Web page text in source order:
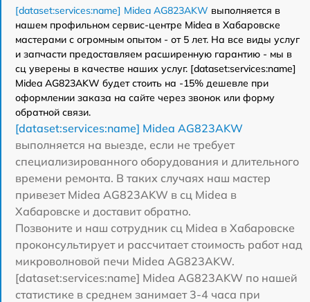
[dataset:services:name] Midea AG823AKW выполняется в
нашем профильном сервис-центре Midea в Хабаровске
мастерами с огромным опытом - от 5 лет. На все виды услуг
и запчасти предоставляем расширенную гарантию - мы в
сц уверены в качестве наших услуг. [dataset:services:name]
Midea AG823AKW будет стоить на -15% дешевле при
оформлении заказа на сайте через звонок или форму
обратной связи.
[dataset:services:name] Midea AG823AKW
выполняется на выезде, если не требует
специализированного оборудования и длительного
времени ремонта. В таких случаях наш мастер
привезет Midea AG823AKW в сц Midea в
Хабаровске и доставит обратно.
Позвоните и наш сотрудник сц Midea в Хабаровске
проконсультирует и рассчитает стоимость работ над
микроволновой печи Midea AG823AKW.
[dataset:services:name] Midea AG823AKW по нашей
статистике в среднем занимает 3-4 часа при